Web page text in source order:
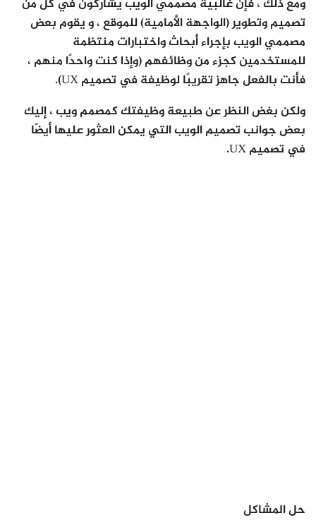
ومع ذلك ، فإن غالبية مصممي الويب يشاركون في كل من
تصميم وتطوير (الواجهة الأمامية) للموقع ، و يقوم بعض
مصممي الويب بإجراء أبحاث واختبارات منتظمة
للمستخدمين كجزء من وظائفهم (وإذا كنت واحدًا منهم ،
فأنت بالفعل جاهز تقريبًا لوظيفة في تصميم UX).
ولكن بغض النظر عن طبيعة وظيفتك كمصمم ويب ، إليك
بعض جوانب تصميم الويب التي يمكن العثور عليها أيضًا
في تصميم UX.
حل المشاكل